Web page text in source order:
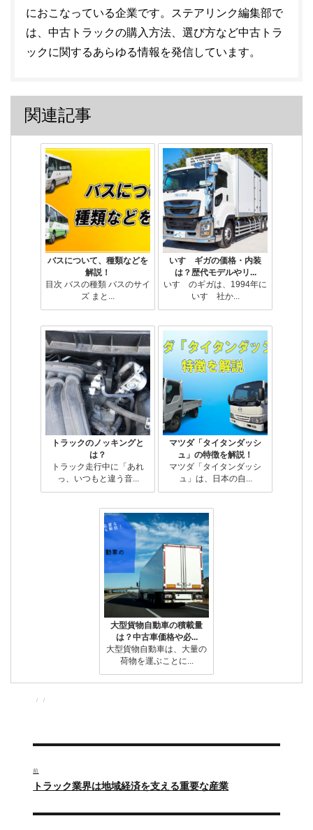
におこなっている企業です。ステアリンク編集部で
は、中古トラックの購入方法、選び方など中古トラ
ックに関するあらゆる情報を発信しています。
関連記事
バスについて、種類などを
解説！
目次 バスの種類 バスのサイ
ズ まと...
いすゞギガの価格・内装
は？歴代モデルやリ...
いすゞのギガは、1994年に
いすゞ社か...
トラックのノッキングと
は？
トラック走行中に「あれ
っ、いつもと違う音...
マツダ「タイタンダッシ
ュ」の特徴を解説！
マツダ「タイタンダッシ
ュ」は、日本の自...
大型貨物自動車の積載量
は？中古車価格や必...
大型貨物自動車は、大量の
荷物を運ぶことに...
投
投
稿
前
過
の
トラック業界は地域経済を支える重要な産業